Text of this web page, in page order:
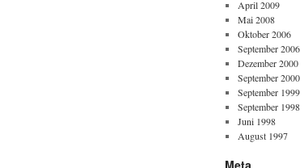
April 2009
Mai 2008
Oktober 2006
September 2006
Dezember 2000
September 2000
September 1999
September 1998
Juni 1998
August 1997
Meta